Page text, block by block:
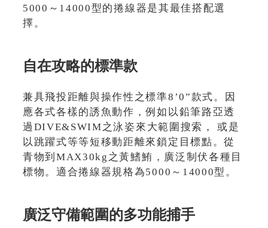
5000～14000型的捲線器是其最佳搭配選
擇。
自在攻略的標準款
兼具飛投距離與操作性之標準8’0”款式。因
應各式各樣的誘魚動作，例如以鉛筆路亞透
過DIVE&SWIM之泳姿來大範圍搜索， 或是
以跳躍式等等短移動距離來鎖定目標點。從
青物到MAX30kg之黃鰭鮪，廣泛制伏各種目
標物。適合捲線器規格為5000～14000型。
廣泛守備範圍的多功能捕手